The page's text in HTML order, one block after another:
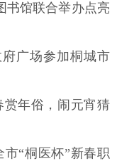
书馆联合举办点亮
广场参加桐城市
赏年俗，闹元宵猜
“桐医杯”新春职